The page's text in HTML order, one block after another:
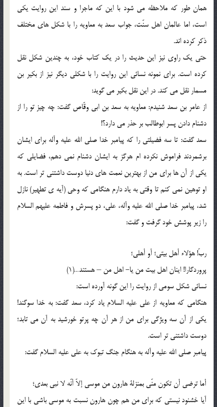
همان طور که ملاحظه مى شود با این که ماجرا و سند این روایت یکى
است، اما عالمان اهل سنّت، جواب سعد به معاویه را با شکل هاى مختلف
ذکر کرده اند.
حتى یک راوى نیز این حدیث را در یک کتاب خود، به چندین شکل نقل
کرده است. براى نمونه نسائى این روایت را با شکلى دیگر نیز از بکیر بن
مسمار نقل مى کند. در این نقل بکیر مى گوید:
از عامر بن سعد شنیدم: معاویه به سعد بن ابى وقّاص گفت: چه چیز تو را از
دشنام دادن پسر ابوطالب بر حذر مى دارد؟!
سعد گفت: تا سه فضیلتى را که پیامبر خدا صلى الله علیه وآله براى ایشان
برشمردند فراموش نکرده ام هرگز به ایشان دشنام نمى دهم، فضایلى که
یکى از آن ها براى من از بهترین نعمت هاى دنیا دوست داشتنى تر است. به
او توهین نمى کنم تا وقتى به یاد دارم هنگامى که وحى (آیه ی تطهیر) نازل
شد، پیامبر خدا صلى الله علیه وآله، على، دو پسرش و فاطمه علیهم السلام
را زیر پوشش خود گرفت و گفت:
ربّ! هؤلاء أهل بیتی؛ أو أهلی؛
پروردگارا! اینان اهل بیت من یا- اهل من – هستند…(1)
نسائى شکل سومى از روایت را این گونه آورده است:
هنگامى که معاویه از على علیه السلام یاد کرد، سعد گفت: به خدا سوگند!
یکى از آن سه ویژگى براى من از هر آن چه پرتو خورشید به آن مى تابد؛
دوست داشتنى تر است.
پیامبر صلى الله علیه وآله به هنگام جنگ تبوک به على علیه السلام گفت:
أما ترضى أن تکون منّی بمنزلة هارون من موسى إلاّ أنّه لا نبی بعدی؛
آیا خشنود نیستى که براى من هم چون هارون نسبت به موسى باشى با این